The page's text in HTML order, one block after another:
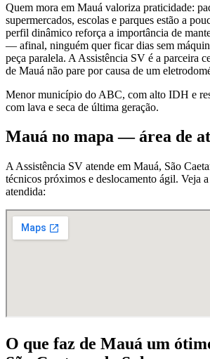
Quem mora em Mauá valoriza praticidade:
supermercados, escolas e parques estão a
perfil dinâmico reforça a importância de
— afinal, ninguém quer ficar dias sem
peça paralela. A Assistência SV é a parceira
de Mauá não pare por causa de um
Menor município do ABC, com alto IDH e
com lava e seca de última geração.
Mauá no mapa — área de
A Assistência SV atende em Mauá, São
técnicos próximos e deslocamento ágil. Veja
atendida:
O que faz de Mauá um